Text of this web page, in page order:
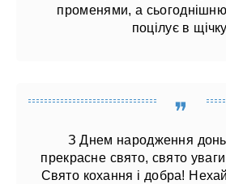
променями, а
поцілує в
З Днем народження
прекрасне свято, свято уваги
Свято кохання і добра!